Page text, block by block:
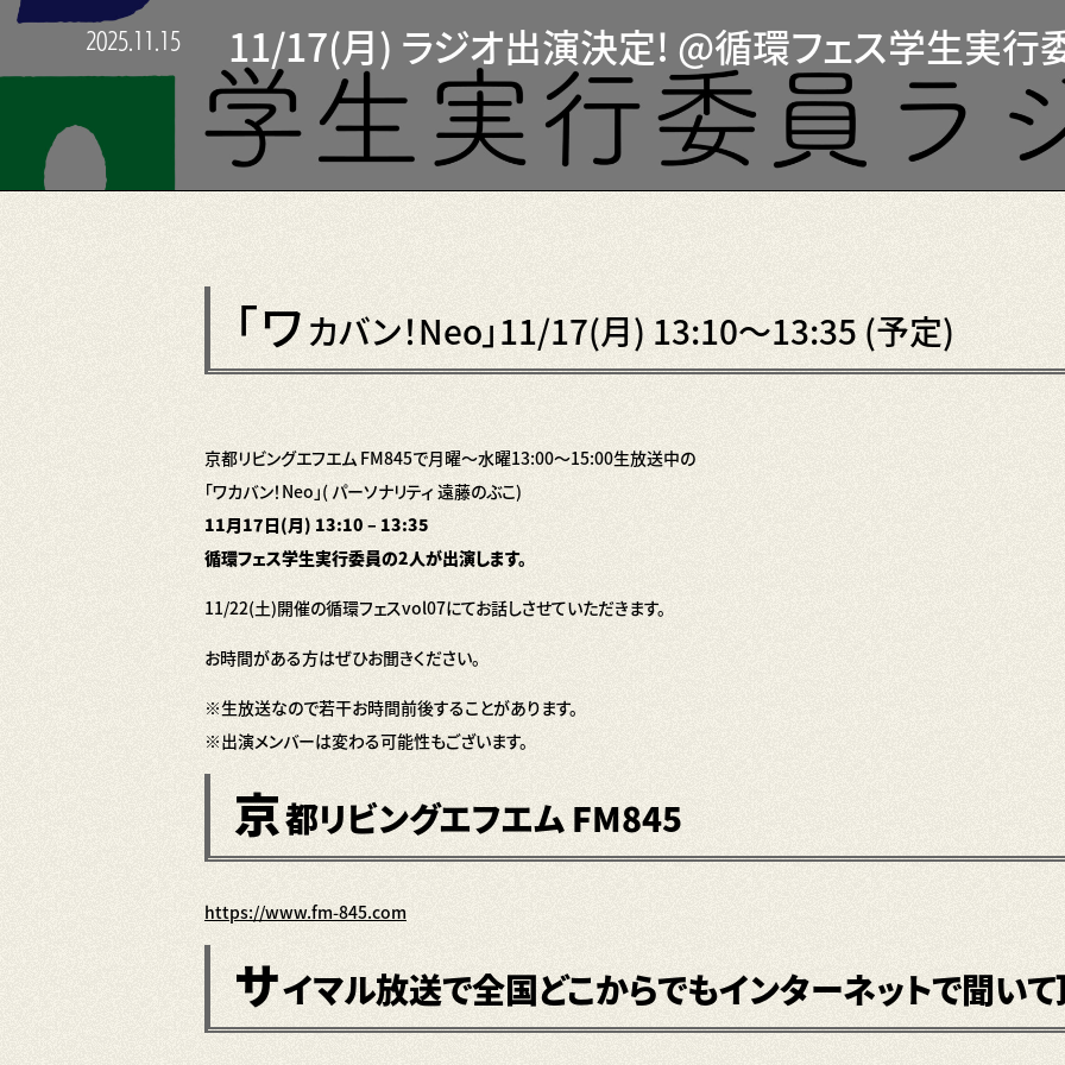
2025.11.15 11/17(月) ラジオ出演決定! @循環フェス学生実行
「ワ カバン！Neo」11/17(月) 13:10〜13:35 (予定)
京都リビングエフエム FM845で月曜〜水曜13:00〜15:00生放送中の
「ワカバン！Neo」( パーソナリティ 遠藤のぶこ)
11月17日(月) 13:10 – 13:35
循環フェス学生実行委員の2人が出演します。
11/22(土)開催の循環フェスvol07にてお話しさせていただきます。
お時間がある方はぜひお聞きください。
※生放送なので若干お時間前後することがあります。
※出演メンバーは変わる可能性もございます。
京都リビングエフエム FM845
https://www.fm-845.com
サイマル放送で全国どこからでもインターネットで聞いて